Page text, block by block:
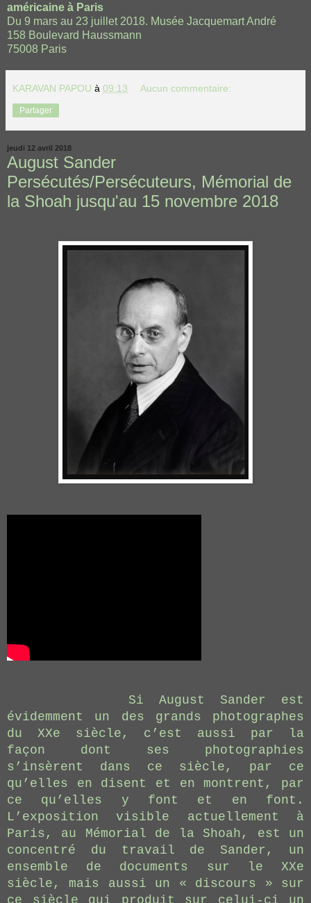
américaine à Paris
Du 9 mars au 23 juillet 2018. Musée Jacquemart André
158 Boulevard Haussmann
75008 Paris
KARAVAN PAPOU à 09:13 Aucun commentaire:
Partager
jeudi 12 avril 2018
August Sander
Persécutés/Persécuteurs, Mémorial de
la Shoah jusqu'au 15 novembre 2018
Si August Sander est
évidemment un des grands photographes
du XXe siècle, c’est aussi par la
façon dont ses photographies
s’insèrent dans ce siècle, par ce
qu’elles en disent et en montrent, par
ce qu’elles y font et en font.
L’exposition visible actuellement à
Paris, au Mémorial de la Shoah, est un
concentré du travail de Sander, un
ensemble de documents sur le XXe
siècle, mais aussi un « discours » sur